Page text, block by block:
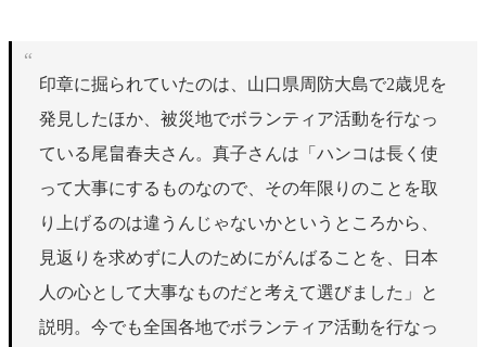
印章に掘られていたのは、山口県周防大島で2歳児を
発見したほか、被災地でボランティア活動を行なっ
ている尾畠春夫さん。真子さんは「ハンコは長く使
って大事にするものなので、その年限りのことを取
り上げるのは違うんじゃないかというところから、
見返りを求めずに人のためにがんばることを、日本
人の心として大事なものだと考えて選びました」と
説明。今でも全国各地でボランティア活動を行なっ